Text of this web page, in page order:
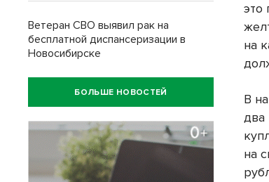
это
на
В
два
на
Ветеран СВО выявил рак на
бесплатной диспансеризации в
Новосибирске
БОЛЬШЕ НОВОСТЕЙ